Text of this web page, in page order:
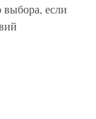
выбора, если